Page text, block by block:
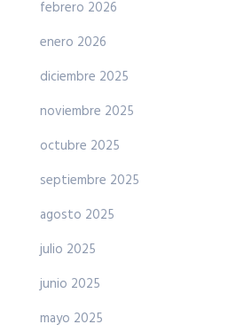
febrero 2026
enero 2026
diciembre 2025
noviembre 2025
octubre 2025
septiembre 2025
agosto 2025
julio 2025
junio 2025
mayo 2025